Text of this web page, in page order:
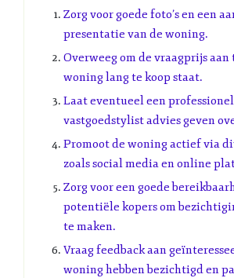
Zorg voor goede foto’s en een
presentatie van de woning.
Overweeg om de vraagprijs aan
woning lang te koop staat.
Laat eventueel een
vastgoedstylist advies geven
Promoot de woning actief via
zoals social media en online
Zorg voor een goede
potentiële kopers om
te maken.
Vraag feedback aan
woning hebben bezichtigd en